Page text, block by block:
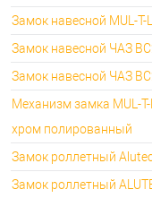
Замок навесной MUL-T-
Замок навесной ЧАЗ
Замок навесной ЧАЗ
Механизм замка MUL-
хром полированный
Замок роллетный
Замок роллетный